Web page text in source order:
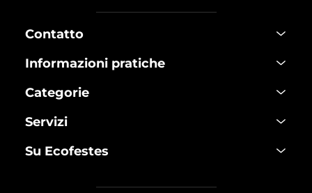
Contatto
Informazioni pratiche
Categorie
Servizi
Su Ecofestes